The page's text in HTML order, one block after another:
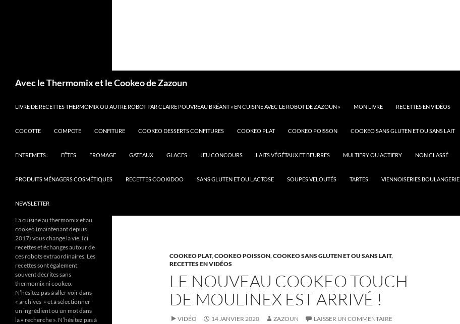
Avec le Thermomix et le Cookeo de Zazoun
LIVRE DE RECETTES THERMOMIX OU AUTRE ROBOT PAR CLAIRE POUVREAU BRÉANT « EN CUISINE AVEC LE ROBOT DE ZAZOUN » MON LIVRE RECETTES EN VIDÉOS
COCOTTE COMPOTE CONFITURE COOKEO DESSERTS CONFITURES COOKEO PLAT COOKEO POISSON COOKEO SANS GLUTEN ET OU SANS LAIT
ENTREMETS.. FÊTES FROMAGE GATEAUX GLACES JEU CONCOURS LAITS VÉGÉTAUX ET BEURRES MULTIFRY OU ACTIFRY NON CLASSÉ
PRODUITS MÉNAGERS COSMÉTIQUES RECETTES COOKIDOO SANS GLUTEN ET OU LACTOSE SOUPES VELOUTÉS TARTES VIENNOISERIES BOULANGERIE
NEWSLETTER
COOKEO PLAT,COOKEO POISSON,COOKEO SANS GLUTEN ET OU SANS LAIT,
RECETTES EN VIDÉOS
LE NOUVEAU COOKEO TOUCH
DE MOULINEX EST ARRIVÉ !
VIDÉO 14 JANVIER 2020 ZAZOUN LAISSER UN COMMENTAIRE
La cuisine au thermomix et au
cookeo (maintenant depuis
2017) vous change la vie. Ici
recettes et échanges autour de
ces robots extraordinaires. Les
recettes sont également
souvent décrites sans
thermomix ni cookeo.
N’hésitez pas à aller voir dans
« archives » et à sélectionner
un ingrédient ou un mot dans
la « recherche ». N’hésitez pas à